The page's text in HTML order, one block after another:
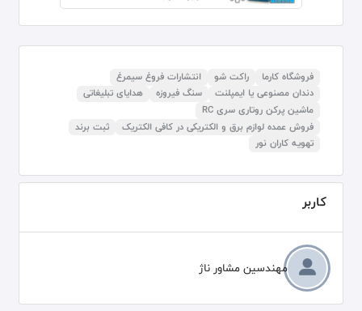
فروشگاه کارما راکت شو
انتشارات فروغ سیمرغ
دندان مصنوعی یا ایمپلنت
سنگ فیروزه
هدایای تبلیغاتی
ماشین پرکن روتاری سری RC
فروش عمده لوازم برق و الکتریکی در کافی الکتریک
ثبت برند
تهویه کاران نور
کاربر
مهندسین مشاور ناژ